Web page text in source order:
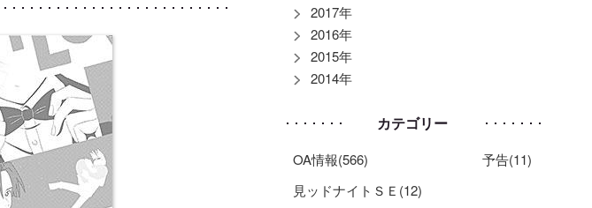
2017年
2016年
2015年
2014年
カテゴリー
OA情報(566)
予告(11)
見ッドナイトＳＥ(12)